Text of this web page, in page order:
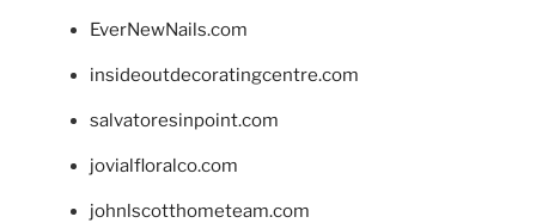
EverNewNails.com
insideoutdecoratingcentre.com
salvatoresinpoint.com
jovialfloralco.com
johnlscotthometeam.com